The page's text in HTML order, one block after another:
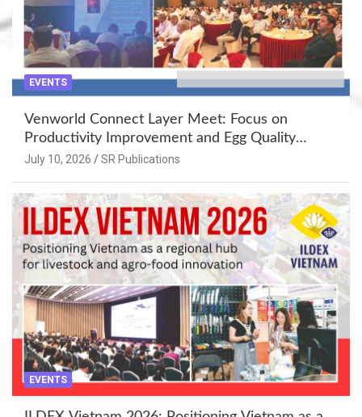
EVENTS
Venworld Connect Layer Meet: Focus on
Productivity Improvement and Egg Quality
Enhancement at Badami, Karnataka
July 10, 2026 SR Publications
EVENTS